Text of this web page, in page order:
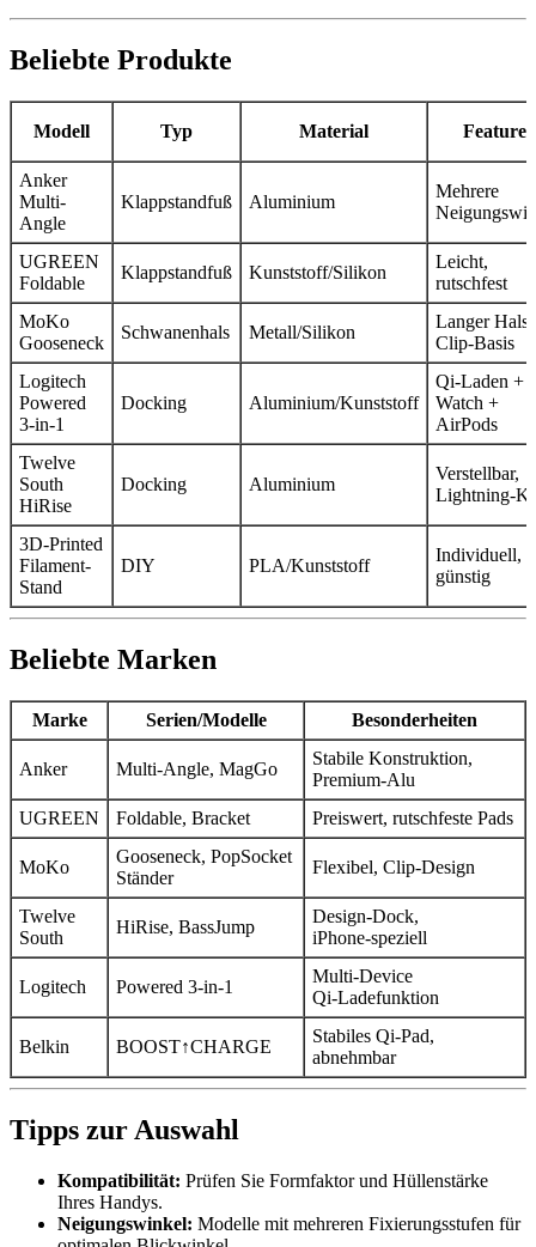
Beliebte Produkte
Modell Typ Material Features
Anker
Multi-
Angle
Klappstandfuß Aluminium
Mehrere
UGREEN
Foldable
Klappstandfuß Kunststoff/Silikon
Leicht,
rutschfest
MoKo
Gooseneck
Schwanenhals Metall/Silikon
Langer Hals,
Clip-Basis
Logitech
Powered
3-in-1
Docking Aluminium/Kunststoff
Qi‑Laden +
Watch +
AirPods
Twelve
South
HiRise
Docking Aluminium
Verstellbar,
3D‑Printed
Filament-
Stand
DIY PLA/Kunststoff
Individuell,
günstig
Beliebte Marken
Marke Serien/Modelle Besonderheiten
Anker Multi-Angle, MagGo
Stabile Konstruktion,
Premium‑Alu
UGREEN
Foldable, Bracket Preiswert, rutschfeste Pads
MoKo
Gooseneck, PopSocket
Ständer
Flexibel, Clip‑Design
Twelve
South
HiRise, BassJump
Design‑Dock,
iPhone‑speziell
Logitech Powered 3‑in‑1
Multi‑Device
Qi‑Ladefunktion
Belkin BOOST↑CHARGE
Stabiles Qi‑Pad,
abnehmbar
Tipps zur Auswahl
Kompatibilität: Prüfen Sie Formfaktor und Hüllenstärke
Ihres Handys.
Neigungswinkel: Modelle mit mehreren Fixierungsstufen für